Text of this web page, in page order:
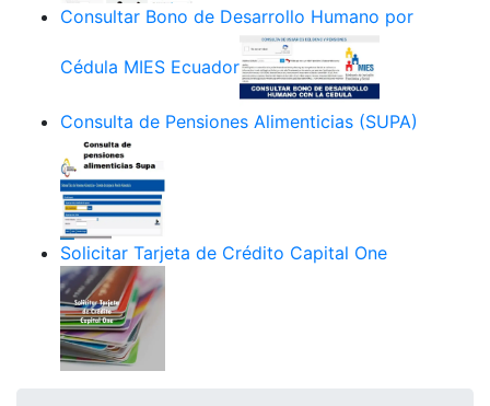
Consultar Bono de Desarrollo Humano por
Cédula MIES Ecuador
Consulta de Pensiones Alimenticias (SUPA)
Solicitar Tarjeta de Crédito Capital One